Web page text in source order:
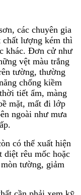
các chuyên gia
chất lượng kém thì
khác. Đơn cử như
vệt màu trắng
tường, thường
chống kiềm
tiết ẩm, màng
mặt, mất đi lớp
ngoài như mưa
có thể xuất hiện
diệt rêu mốc hoặc
tường, giảm